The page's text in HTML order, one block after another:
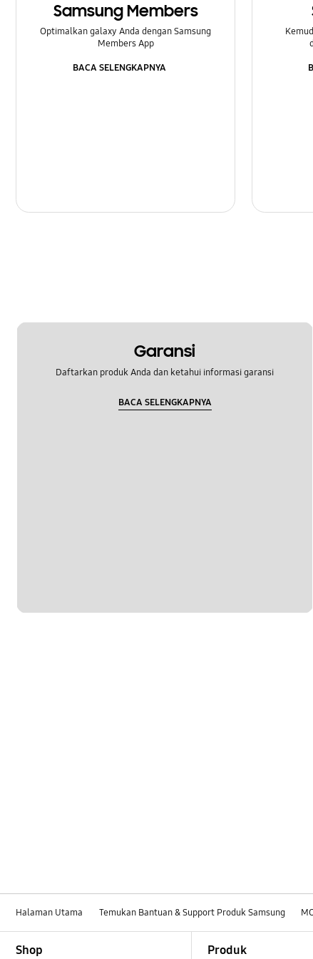
Kamera
Samsung Members
Optimalkan galaxy Anda dengan Samsung
Members App
BACA SELENGKAPNYA
Garansi
Daftarkan produk Anda dan ketahui informasi garansi
BACA SELENGKAPNYA
Halaman Utama Temukan Bantuan & Support Produk Samsung
Shop Produk